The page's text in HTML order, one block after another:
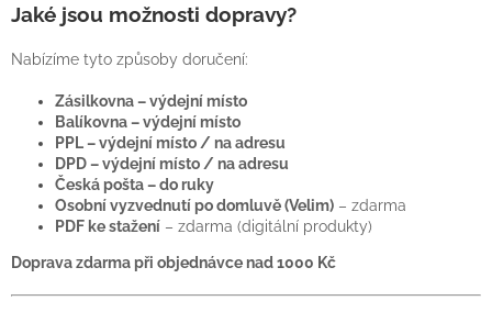
Jaké jsou možnosti dopravy?
Nabízíme tyto způsoby doručení:
Zásilkovna – výdejní místo
Balíkovna – výdejní místo
PPL – výdejní místo / na adresu
DPD – výdejní místo / na adresu
Česká pošta – do ruky
Osobní vyzvednutí po domluvě (Velim) – zdarma
PDF ke stažení – zdarma (digitální produkty)
Doprava zdarma při objednávce nad 1000 Kč